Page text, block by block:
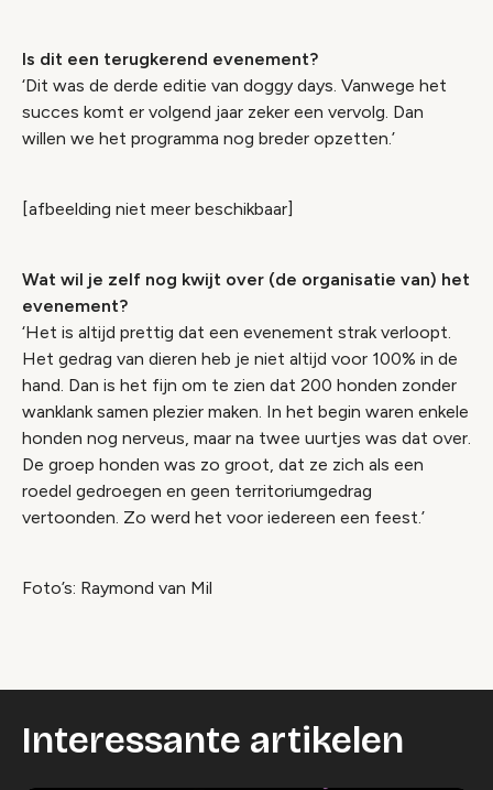
Is dit een terugkerend evenement?
‘Dit was de derde editie van doggy days. Vanwege het
succes komt er volgend jaar zeker een vervolg. Dan
willen we het programma nog breder opzetten.’
[afbeelding niet meer beschikbaar]
Wat wil je zelf nog kwijt over (de organisatie van) het
evenement?
‘Het is altijd prettig dat een evenement strak verloopt.
Het gedrag van dieren heb je niet altijd voor 100% in de
hand. Dan is het fijn om te zien dat 200 honden zonder
wanklank samen plezier maken. In het begin waren enkele
honden nog nerveus, maar na twee uurtjes was dat over.
De groep honden was zo groot, dat ze zich als een
roedel gedroegen en geen territoriumgedrag
vertoonden. Zo werd het voor iedereen een feest.’
Foto’s: Raymond van Mil
Interessante artikelen